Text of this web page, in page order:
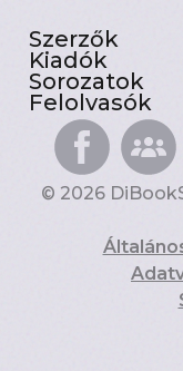
Szerzők
Kiadók
Sorozatok
Felolvasók
© 2026